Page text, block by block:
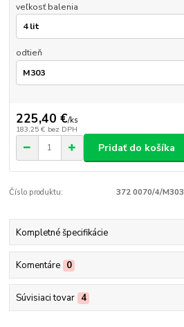
veľkosť balenia
odtieň
225,40 €/ks
183,25 € bez DPH
Pridať do košíka
Číslo produktu: 372 0070/4/M303
Kompletné špecifikácie
Komentáre 0
Súvisiaci tovar 4